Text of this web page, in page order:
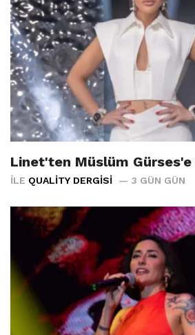
Linet'ten Müslüm
İLE QUALITY DERGISI 3 GÜN GÜN